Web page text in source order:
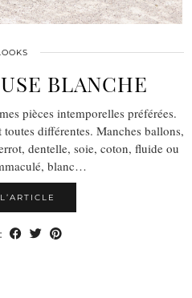
BLANCHE
pièces intemporelles préférées.
différentes. Manches ballons,
dentelle, soie, coton, fluide ou
blanc…